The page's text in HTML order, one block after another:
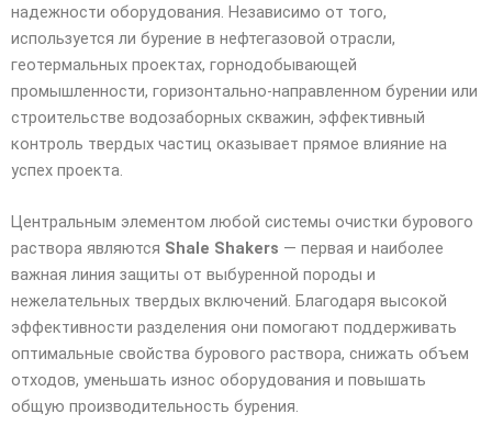
надежности оборудования. Независимо от того,
используется ли бурение в нефтегазовой отрасли,
геотермальных проектах, горнодобывающей
промышленности, горизонтально-направленном бурении или
строительстве водозаборных скважин, эффективный
контроль твердых частиц оказывает прямое влияние на
успех проекта.
Центральным элементом любой системы очистки бурового
раствора являются Shale Shakers — первая и наиболее
важная линия защиты от выбуренной породы и
нежелательных твердых включений. Благодаря высокой
эффективности разделения они помогают поддерживать
оптимальные свойства бурового раствора, снижать объем
отходов, уменьшать износ оборудования и повышать
общую производительность бурения.